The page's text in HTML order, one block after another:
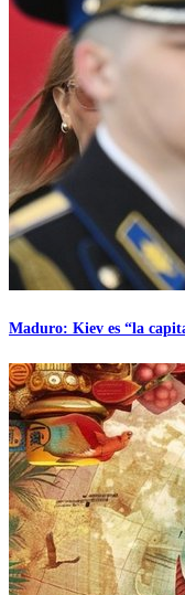
Maduro: Kiev es “la